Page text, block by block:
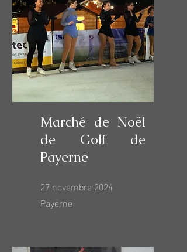
Marché de Noël
de Golf de
Payerne
27 novembre 2024
Payerne